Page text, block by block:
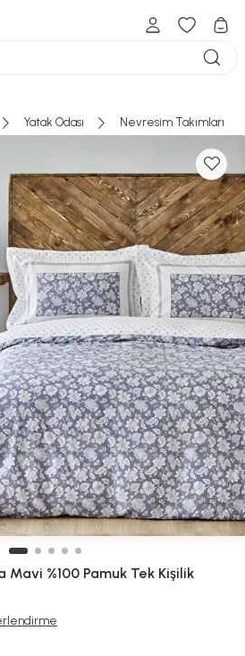
Yatak Odası Nevresim Takımları
Mavi %100 Pamuk Tek Kişilik